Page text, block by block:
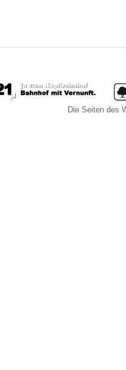
Die Seiten des